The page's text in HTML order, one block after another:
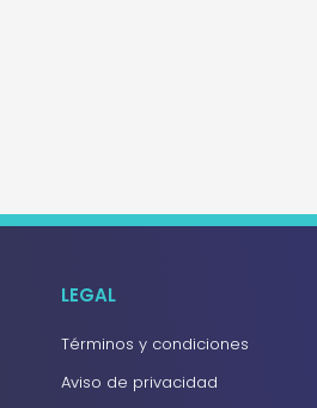
LEGAL
Términos y condiciones
Aviso de privacidad